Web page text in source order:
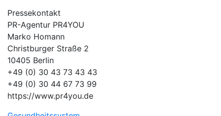
Pressekontakt
PR-Agentur PR4YOU
Marko Homann
Christburger Straße 2
10405 Berlin
+49 (0) 30 43 73 43 43
+49 (0) 30 44 67 73 99
https://www.pr4you.de